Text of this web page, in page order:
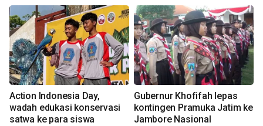
Action Indonesia Day,
wadah edukasi konservasi
satwa ke para siswa
Gubernur Khofifah lepas
kontingen Pramuka Jatim ke
Jambore Nasional